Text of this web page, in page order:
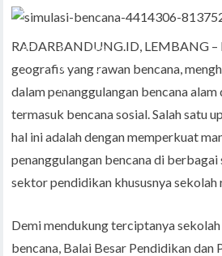
RADARBANDUNG.ID, LEMBANG –
geografis yang rawan bencana,
dalam penanggulangan bencana alam
termasuk bencana sosial. Salah satu
hal ini adalah dengan memperkuat
penanggulangan bencana di
sektor pendidikan khususnya sekolah
Demi mendukung terciptanya
bencana, Balai Besar Pendidikan dan